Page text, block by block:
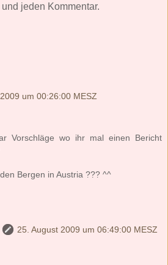
jeden Kommentar.
um 00:26:00 MESZ
Vorschläge wo ihr mal einen Bericht
Bergen in Austria ??? ^^
25. August 2009 um 06:49:00 MESZ